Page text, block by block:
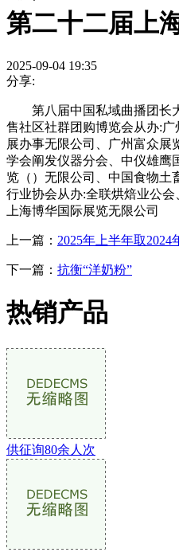
第二十二届上
2025-09-04 19:35
分享:
第八届中国私域曲播团长
售社区社群团购博览会从办:
展办事无限公司、广州富众展
学会阐发仪器分会、中仪雄鹰
览（）无限公司、中国食物土
行业协会从办:全联烘焙业公会
上海博华国际展览无限公司
上一篇： 2025年上半年取2024
下一篇： 抗衡“洋奶粉”
热销产品
供征询80余人次